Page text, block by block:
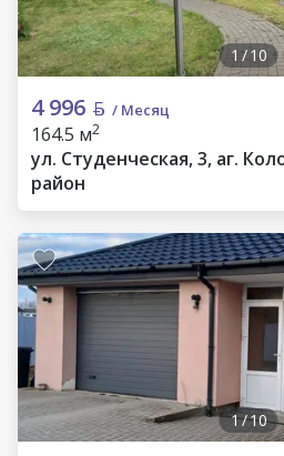
1 /10
4 996 / Месяц
164.5 м2
ул. Студенческая, 3, аг.
район
1/10